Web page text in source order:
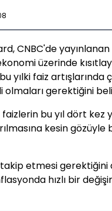
CNBC'de
üzerinde
yılki faiz artışlarında
gerektiğini
bu yıl dört kez
kesin gözüyle
takip etmesi
hızlı bir